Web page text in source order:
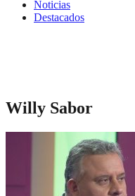
Noticias
Destacados
Willy Sabor